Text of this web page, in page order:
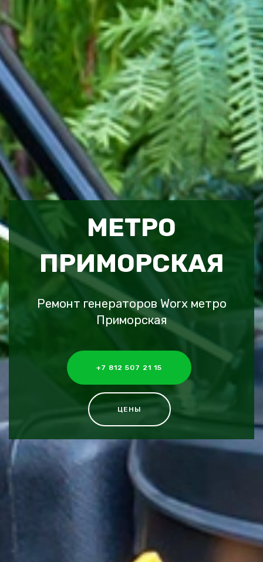
МЕТРО
ПРИМОРСКАЯ
Ремонт генераторов Worx метро
Приморская
+7 812 507 21 15
ЦЕНЫ